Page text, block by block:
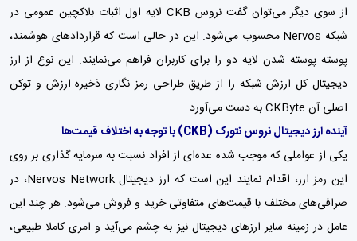
از سوی دیگر می‌توان گفت نروس CKB لایه اول اثبات بلاکچین عمومی در
شبکه Nervos محسوب می‌شود. این در حالی است که قراردادهای هوشمند،
پوسته پوسته شدن لایه دو را برای کاربران فراهم می‌نمایند. این نوع از ارز
دیجیتال کل ارزش شبکه را از طریق طراحی رمز نگاری ذخیره ارزش و توکن
اصلی آن CKByte به دست می‌آورد.
آینده ارز دیجیتال نروس نتورک (CKB) با توجه به اختلاف قیمت‌ها
یکی از عواملی که موجب شده عده‌ای از افراد نسبت به سرمایه گذاری بر روی
این رمز ارز، اقدام نمایند این است که ارز دیجیتال Nervos Network، در
صرافی‌های مختلف با قیمت‌های متفاوتی خرید و فروش می‌شود. هر چند این
عامل در زمینه سایر ارزهای دیجیتال نیز به چشم می‌آید و امری کاملا طبیعی،